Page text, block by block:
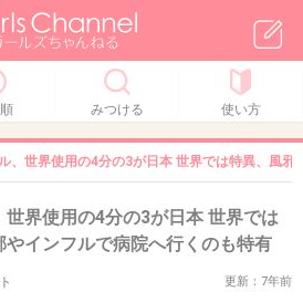
みつける 使い方
、世界使用の4分の3が日本 世界では特異、風邪
世界使用の4分の3が日本 世界では
やインフルで病院へ行くのも特有
更新：7年前